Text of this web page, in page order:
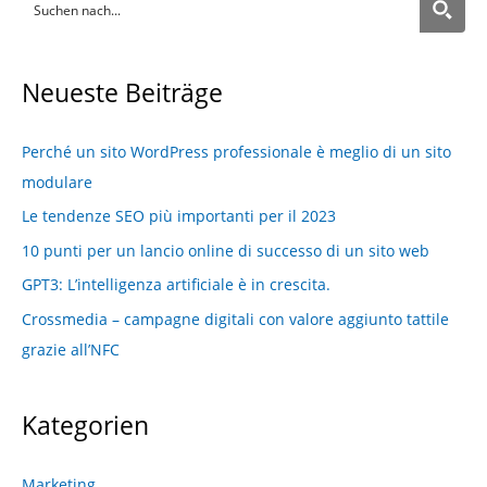
Neueste Beiträge
Perché un sito WordPress professionale è meglio di un sito
modulare
Le tendenze SEO più importanti per il 2023
10 punti per un lancio online di successo di un sito web
GPT3: L’intelligenza artificiale è in crescita.
Crossmedia – campagne digitali con valore aggiunto tattile
grazie all’NFC
Kategorien